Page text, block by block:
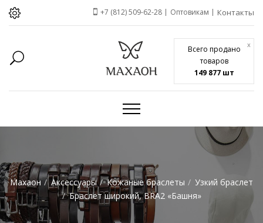
Всего продано
товаров
149 877 шт
x
+7 (812) 509-62-28 Оптовикам Контакты
Махаон Аксессуары Кожаные браслеты
Узкий браслет
Браслет широкий, BRA2 «Башня»